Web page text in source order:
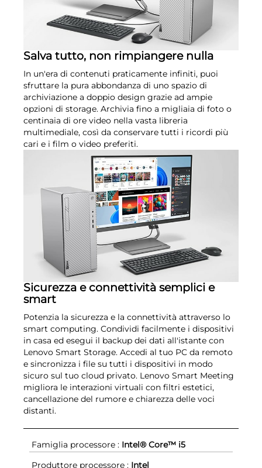
Salva tutto, non rimpiangere nulla
In un'era di contenuti praticamente infiniti, puoi
sfruttare la pura abbondanza di uno spazio di
archiviazione a doppio design grazie ad ampie
opzioni di storage. Archivia fino a migliaia di foto o
centinaia di ore video nella vasta libreria
multimediale, così da conservare tutti i ricordi più
cari e i film o video preferiti.
Sicurezza e connettività semplici e
smart
Potenzia la sicurezza e la connettività attraverso lo
smart computing. Condividi facilmente i dispositivi
in casa ed esegui il backup dei dati all'istante con
Lenovo Smart Storage. Accedi al tuo PC da remoto
e sincronizza i file su tutti i dispositivi in modo
sicuro sul tuo cloud privato. Lenovo Smart Meeting
migliora le interazioni virtuali con filtri estetici,
cancellazione del rumore e chiarezza delle voci
distanti.
Famiglia processore : Intel® Core™ i5
Produttore processore : Intel